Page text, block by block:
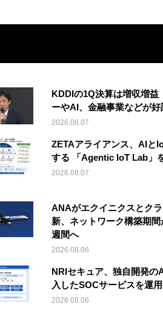
KDDIの1Q決算は増収増
ーやAI、金融事業などが好
2026.08.07
ZETAアライアンス、AIと
する 「Agentic IoT Lab」
2026.08.07
ANAがエクイニクスとク
新、ネットワーク構築期
週間へ
2026.08.06
NRIセキュア、独自開発の
入したSOCサービスを運
2026.08.06